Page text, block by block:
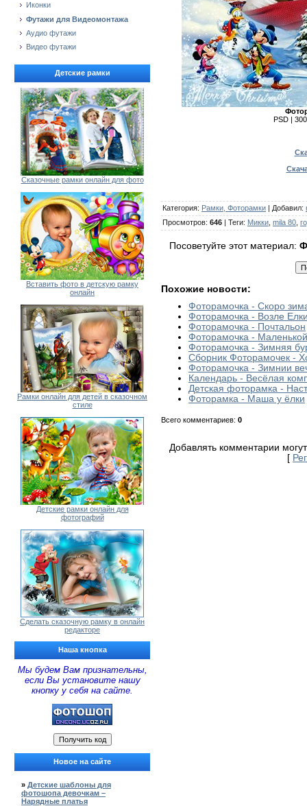
Иконки
Футажи для Видеомонтажа
Аудио футажи
Видео футажи
Детские рамки
Сказочные рамки онлайн для фото
Вставить фото в детскую рамку
онлайн
Рамки онлайн для детей в сказочном
стиле
Детские рамки онлайн для
фотографий
Сделать сказочную рамку в онлайн
редакторе
Наша кнопка
Мы будем Вам признательны,
если Вы установите нашу
кнопку у себя на сайте.
Новое на сайте
» Детские шаблоны для
фотошопа девочкам –
Нарядные платья
PSD |
Категория: Рамки, Фоторамки | Добавил:
Просмотров: 646 | Теги: Микки mila 80
Посоветуйте этот материал:
Похожие новости:
Фоторамочка - Скоро
Фоторамочка - Возле
Фоторамочка - Почтальон
Фоторамочка -
Фоторамочка - Зимняя
Сборник Фоторамочек -
Фоторамочка - Зимнии
Календарь - Весёлая
Детская фоторамка -
Фоторамка - Маша у ёлки
Всего комментариев: 0
Добавлять комментарии
[